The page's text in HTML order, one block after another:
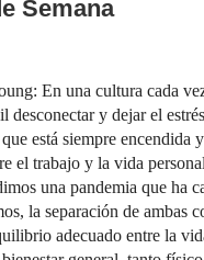
Semana
En una cultura cada
desconectar y dejar el
está siempre encendida
el trabajo y la vida
una pandemia que ha
la separación de ambas
adecuado entre la